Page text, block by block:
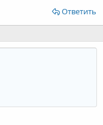
Ответить